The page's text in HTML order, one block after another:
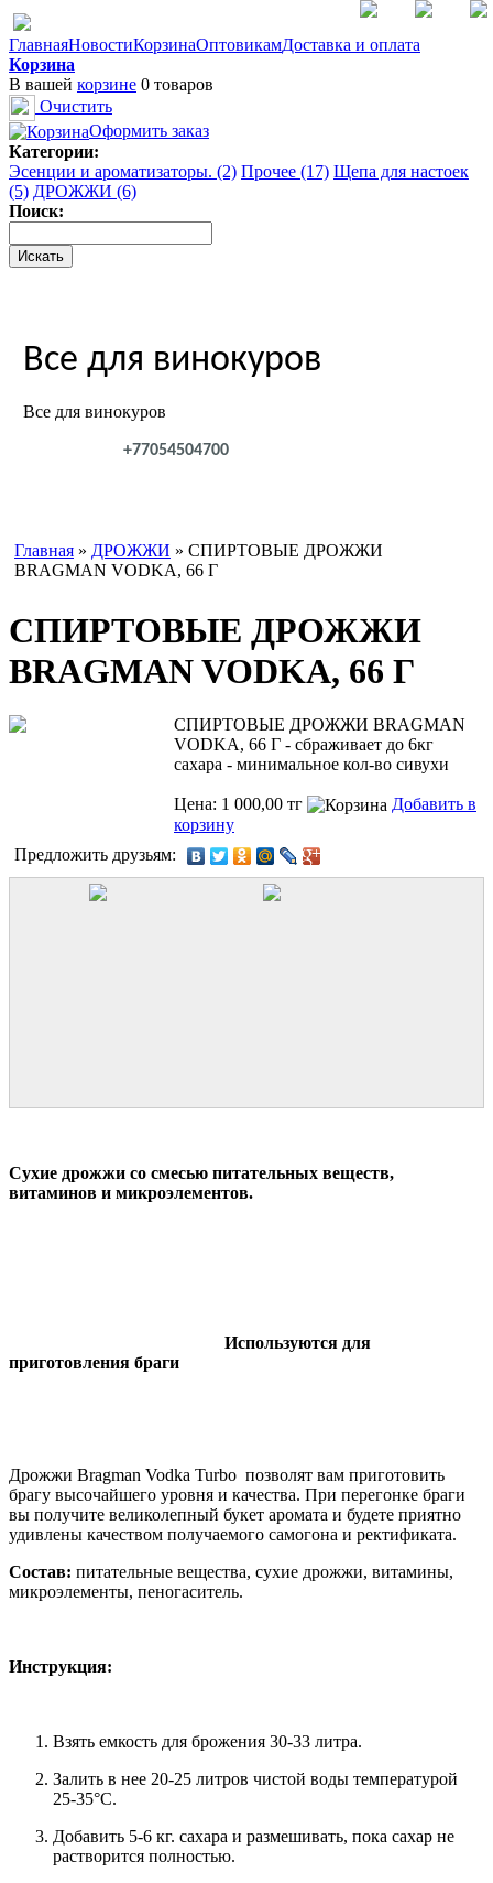
ГлавнаяНовостиКорзинаОптовикамДоставка и оплата
Корзина
В вашей корзине 0 товаров
Очистить
Оформить заказ
Категории:
Эсенции и ароматизаторы. (2) Прочее (17) Щепа для настоек
(5) ДРОЖЖИ (6)
Поиск:
Все для винокуров
Все для винокуров
+77054504700
Главная » ДРОЖЖИ » СПИРТОВЫЕ ДРОЖЖИ
BRAGMAN VODKA, 66 Г
СПИРТОВЫЕ ДРОЖЖИ
BRAGMAN VODKA, 66 Г
СПИРТОВЫЕ ДРОЖЖИ BRAGMAN
VODKA, 66 Г - сбраживает до 6кг
сахара - минимальное кол-во сивухи
Цена: 1 000,00 тг
Добавить в
корзину
Предложить друзьям:
Сухие дрожжи со смесью питательных веществ,
витаминов и микроэлементов.
Используются для
приготовления браги
Дрожжи Bragman Vodka Turbo позволят вам приготовить
брагу высочайшего уровня и качества. При перегонке браги
вы получите великолепный букет аромата и будете приятно
удивлены качеством получаемого самогона и ректификата.
Состав: питательные вещества, сухие дрожжи, витамины,
микроэлементы, пеногаситель.
Инструкция:
Взять емкость для брожения 30-33 литра.
Залить в нее 20-25 литров чистой воды температурой
25-35°С.
Добавить 5-6 кг. сахара и размешивать, пока сахар не
растворится полностью.